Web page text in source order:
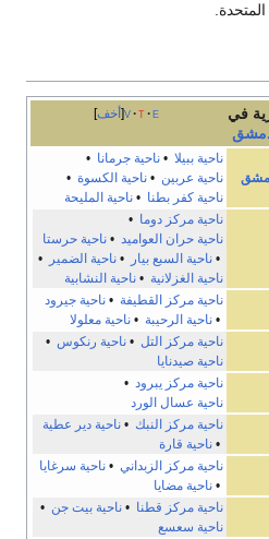
أخف v t e
في
ناحية ببيلا •ناحية جرمانا •
ناحية عربين •ناحية الكسوة •
ناحية كفر بطنا •ناحية المليحة
ناحية مركز دوما •
ناحية حران العواميد •ناحية حرستا
•ناحية السبع بيار •ناحية الضمير
•
ناحية الغزلانية •ناحية النشابية
ناحية مركز القطيفة •ناحية جيرود
•ناحية الرحيبة •ناحية معلولا
ناحية مركز التل •ناحية رنكوس •
ناحية صيدنايا
ناحية مركز يبرود •
ناحية عسال الورد
ناحية مركز النبك •ناحية دير عطية
•ناحية قارة
ناحية مركز الزبداني •ناحية سرغايا
•ناحية مضايا
ناحية مركز قطنا •ناحية بيت جن •
ناحية سعسع